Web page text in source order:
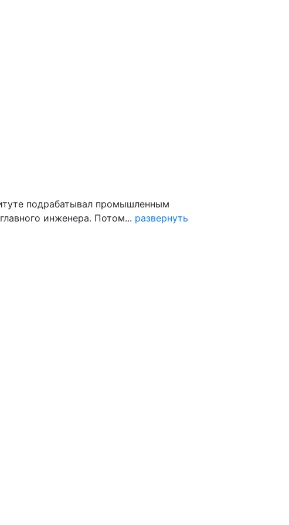
подрабатывал промышленным
инженера. Потом... развернуть